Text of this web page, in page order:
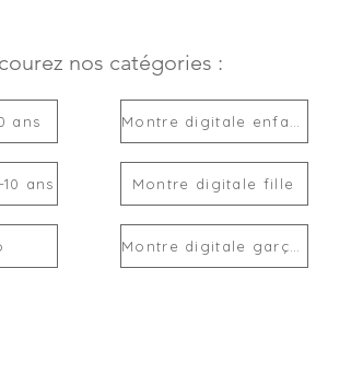
nos catégories :
ans
ans Montre digitale fille